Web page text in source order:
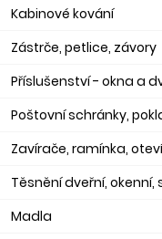
Kabinové kování
Zástrče, petlice, závory
Příslušenství - okna a
Poštovní schránky,
Zavírače, ramínka,
Těsnění dveřní,
Madla